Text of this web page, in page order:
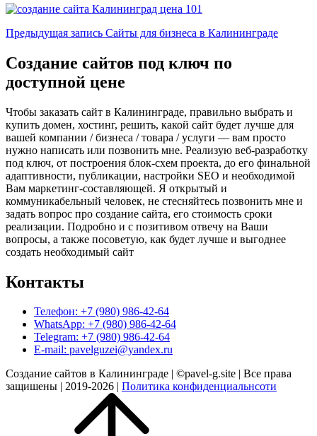
Навигация
по
записям
Предыдущая
Предыдущая запись Сайты для бизнеса в Калининграде
Создание сайтов под ключ по
доступной цене
Чтобы заказать сайт в Калининграде, правильно выбрать и
купить домен, хостинг, решить, какой сайт будет лучше для
вашей компании / бизнеса / товара / услуги — вам просто
нужно написать или позвонить мне. Реализую веб-разработку
под ключ, от построения блок-схем проекта, до его финальной
адаптивности, публикации, настройки SEO и необходимой
Вам маркетинг-составляющей. Я открытый и
коммуникабельный человек, не стесняйтесь позвонить мне и
задать вопрос про создание сайта, его стоимость сроки
реализации. Подробно и с позитивом отвечу на Ваши
вопросы, а также посоветую, как будет лучше и выгоднее
создать необходимый сайт
Контакты
Телефон: +7 (980) 986-42-64
WhatsApp: +7 (980) 986-42-64
Telegram: +7 (980) 986-42-64
E-mail: pavelguzei@yandex.ru
Создание сайтов в Калининграде | ©pavel-g.site | Все права
защишены | 2019-2026 | Политика конфиденциальнсоти